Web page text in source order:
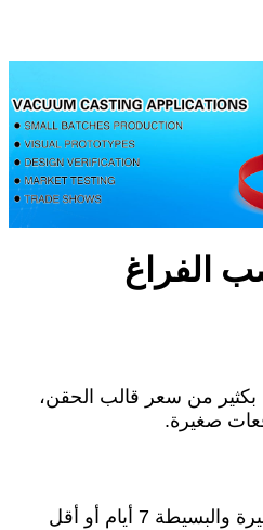
الفراغ
من سعر قالب الحقن،
صغيرة.
7 أيام أو أقل